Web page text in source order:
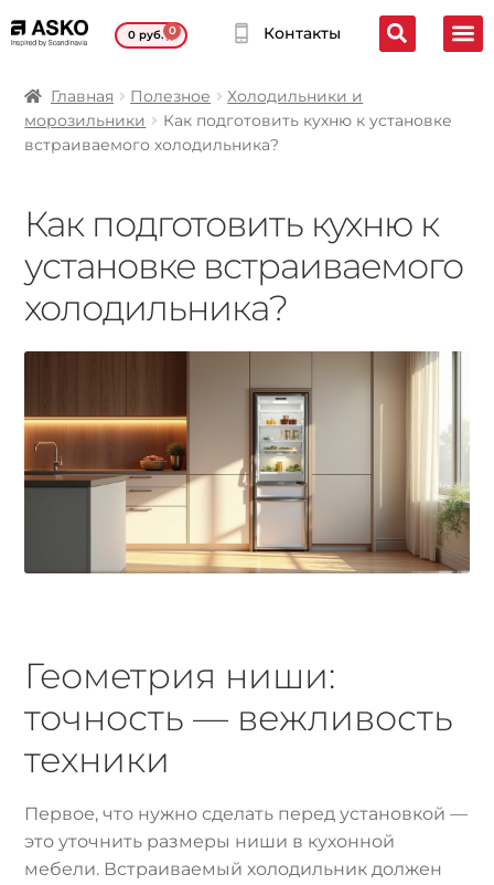
0руб. 0 Контакты
Главная Полезное
Холодильники и
морозильники
Как подготовить кухню к установке
встраиваемого холодильника?
Как подготовить кухню к
установке встраиваемого
холодильника?
Геометрия ниши:
точность — вежливость
техники
Первое, что нужно сделать перед установкой —
это уточнить размеры ниши в кухонной
мебели. Встраиваемый холодильник должен